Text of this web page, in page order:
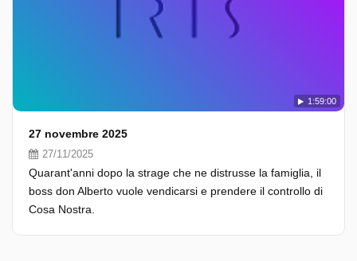
1:59:00
27 novembre 2025
27/11/2025
Quarant'anni dopo la strage che ne distrusse la famiglia, il
boss don Alberto vuole vendicarsi e prendere il controllo di
Cosa Nostra.